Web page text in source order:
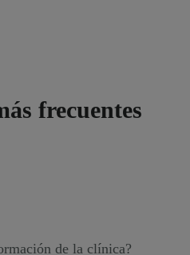
frecuentes
de la clínica?